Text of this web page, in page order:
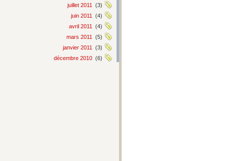
juillet 2011
(3)
juin 2011
(4)
avril 2011
(4)
mars 2011
(5)
janvier 2011
(3)
décembre 2010 (6)